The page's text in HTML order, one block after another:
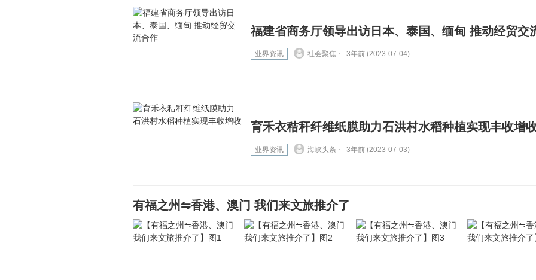
福建省商务厅领导出访日本、泰国、缅甸 推动经贸交
业界资讯 社会聚焦 ⋅ 3年前 (2023-07-04)
育禾衣秸秆纤维纸膜助力石洪村水稻种植实现丰收增
业界资讯 海峡头条 ⋅ 3年前 (2023-07-03)
有福之州⇋香港、澳门 我们来文旅推介了